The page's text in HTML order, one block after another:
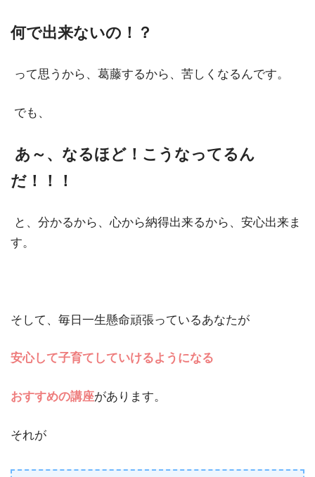
何で出来ないの！？
って思うから、葛藤するから、苦しくなるんです。
でも、
あ～、なるほど！こうなってるん
だ！！！
と、分かるから、心から納得出来るから、安心出来ま
す。
そして、毎日一生懸命頑張っているあなたが
安心して子育てしていけるようになる
おすすめの講座があります。
それが